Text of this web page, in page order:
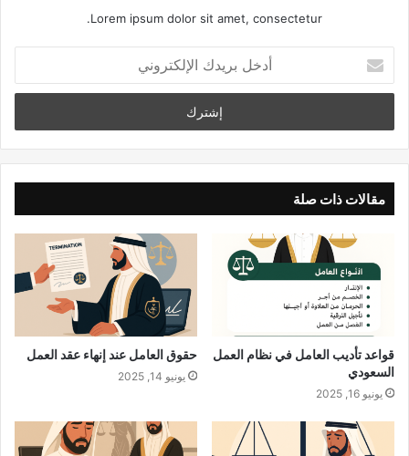
Lorem ipsum dolor sit amet, consectetur.
خ
ب
ر
و
ن
ي
مقالات ذات صلة
قواعد تأديب العامل في نظام العمل
السعودي
يونيو 16, 2025
حقوق العامل عند إنهاء عقد العمل
يونيو 14, 2025